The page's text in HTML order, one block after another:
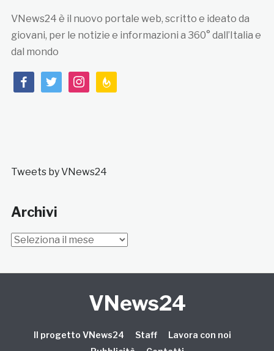
VNews24 è il nuovo portale web, scritto e ideato da
giovani, per le notizie e informazioni a 360° dall’Italia e
dal mondo
facebooktwitterinstagramfeedburner
Tweets by VNews24
Archivi
Archivi
VNews24
Il progetto VNews24 Staff
Lavora con noi